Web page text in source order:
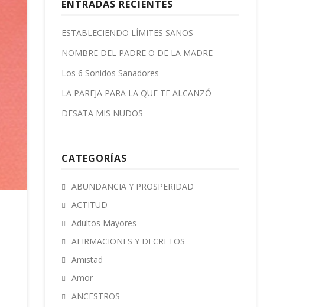
ENTRADAS RECIENTES
ESTABLECIENDO LÍMITES SANOS
NOMBRE DEL PADRE O DE LA MADRE
Los 6 Sonidos Sanadores
LA PAREJA PARA LA QUE TE ALCANZÓ
DESATA MIS NUDOS
CATEGORÍAS
ABUNDANCIA Y PROSPERIDAD
ACTITUD
Adultos Mayores
AFIRMACIONES Y DECRETOS
Amistad
Amor
ANCESTROS